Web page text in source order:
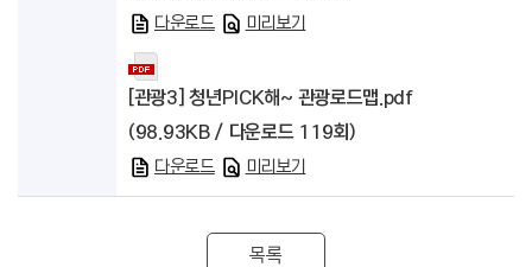
다운로드 미리보기
[관광3] 청년PICK해~ 관광로드맵.pdf
(98.93KB / 다운로드 119회)
다운로드 미리보기
목록